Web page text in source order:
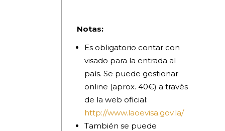
Notas:
Es obligatorio contar con
visado para la entrada al
país. Se puede gestionar
online (aprox. 40€) a través
de la web oficial:
http://www.laoevisa.gov.la/
También se puede